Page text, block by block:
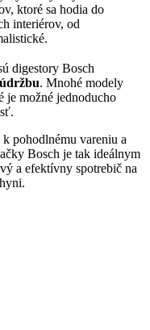
ktoré sa hodia do
interiérov, od
digestory Bosch
. Mnohé modely
je možné jednoducho
pohodlnému vareniu a
Bosch je tak ideálnym
a efektívny spotrebič na